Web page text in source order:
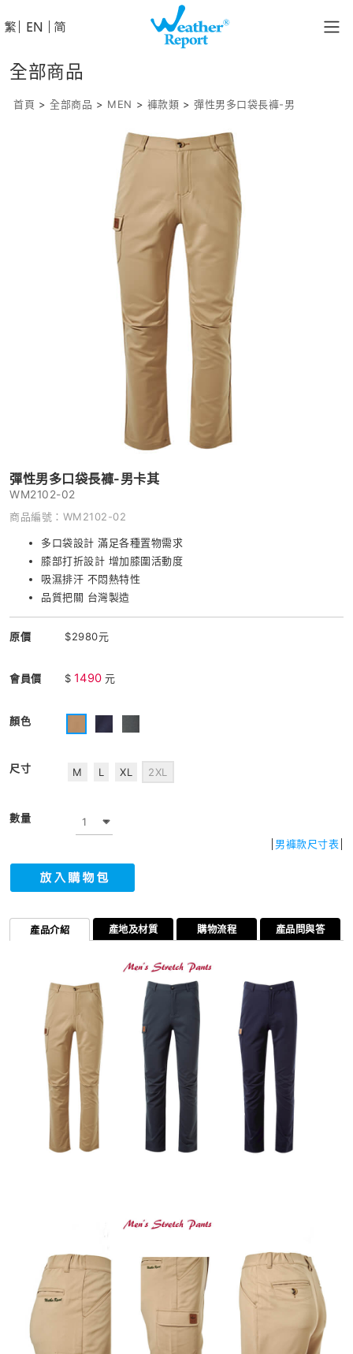
全部商品
首頁 > 全部商品 > MEN > 褲款類 > 彈性男多口袋長褲-男
彈性男多口袋長褲-男卡其
WM2102-02
商品編號：WM2102-02
多口袋設計 滿足各種置物需求
膝部打折設計 增加膝圍活動度
吸濕排汗 不悶熱特性
品質把關 台灣製造
原價 $2980元
會員價 $ 1490 元
顏色
尺寸 M L XL 2XL
數量
男褲款尺寸表
產品介紹 產地及材質 購物流程 產品問與答